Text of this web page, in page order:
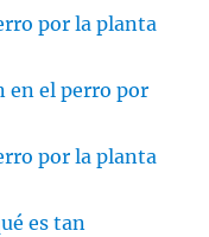
por la planta
en el perro por
por la planta
es tan